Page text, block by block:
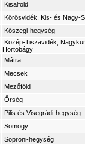
Kisalföld
Körösvidék, Kis- és Nagy-
Kőszegi-hegység
Közép-Tiszavidék,
Hortobágy
Mátra
Mecsek
Mezőföld
Őrség
Pilis és Visegrádi-hegység
Somogy
Soproni-hegység